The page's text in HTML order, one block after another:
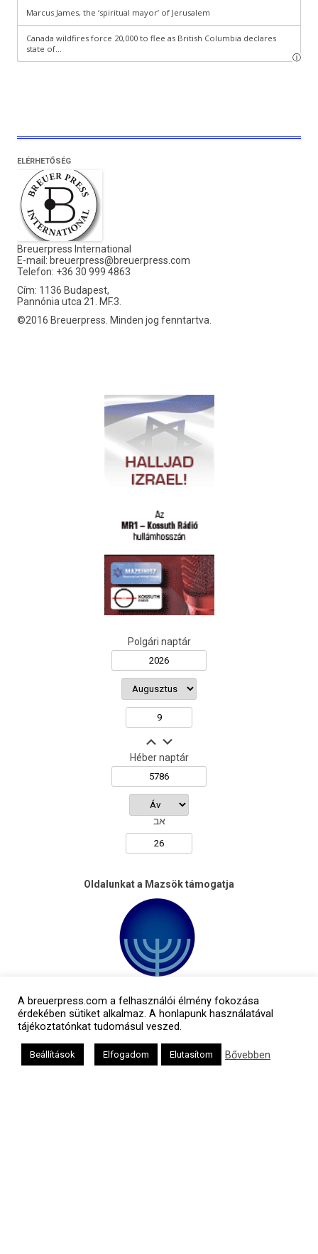
ELÉRHETŐSÉG
Breuerpress International
E-mail: breuerpress@breuerpress.com
Telefon: +36 30 999 4863
Cím: 1136 Budapest,
Pannónia utca 21. MF.3.
©2016 Breuerpress. Minden jog fenntartva.
Polgári naptár
Héber naptár
אב
Oldalunkat a Mazsök támogatja
A breuerpress.com a felhasználói élmény fokozása
érdekében sütiket alkalmaz. A honlapunk használatával
tájékoztatónkat tudomásul veszed.
Beállítások Elfogadom Elutasítom Bővebben